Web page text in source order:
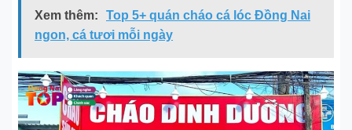
Xem thêm:
Top 5+ quán cháo cá lóc Đồng Nai
ngon, cá tươi mỗi ngày